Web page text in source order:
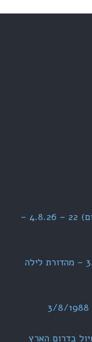
The Rest of מצעד היום (גרסת האלבום) 22 – 4.8.26 –
מצעד היום (גרסת האלבום) 23 – 3.8.26 – מהדורת לילה